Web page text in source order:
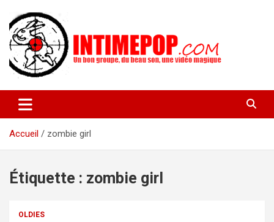
contenu
intimepop.com
actuelles pop rock, post-rock, indé sur Lyon. rock pop concert
lyon
Accueil
zombie girl
Étiquette : zombie girl
OLDIES